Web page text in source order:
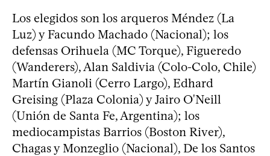
Los elegidos son los arqueros Méndez (La
Luz) y Facundo Machado (Nacional); los
defensas Orihuela (MC Torque), Figueredo
(Wanderers), Alan Saldivia (Colo-Colo, Chile)
Martín Gianoli (Cerro Largo), Edhard
Greising (Plaza Colonia) y Jairo O'Neill
(Unión de Santa Fe, Argentina); los
mediocampistas Barrios (Boston River),
Chagas y Monzeglio (Nacional), De los Santos